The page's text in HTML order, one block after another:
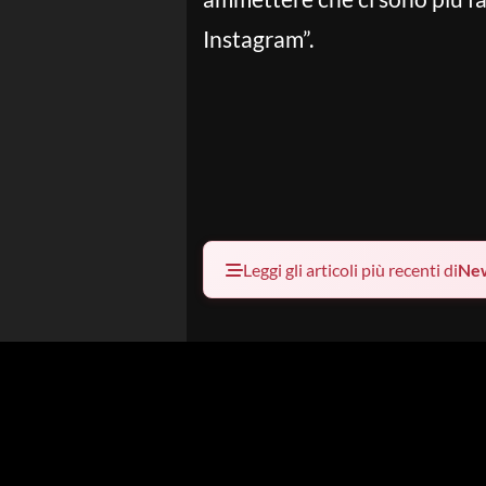
Instagram”.
Leggi gli articoli più recenti di